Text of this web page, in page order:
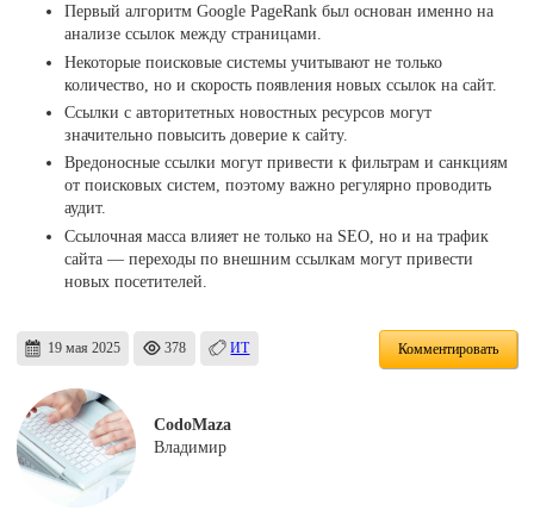
Первый алгоритм Google PageRank был основан именно на
анализе ссылок между страницами.
Некоторые поисковые системы учитывают не только
количество, но и скорость появления новых ссылок на сайт.
Ссылки с авторитетных новостных ресурсов могут
значительно повысить доверие к сайту.
Вредоносные ссылки могут привести к фильтрам и санкциям
от поисковых систем, поэтому важно регулярно проводить
аудит.
Ссылочная масса влияет не только на SEO, но и на трафик
сайта — переходы по внешним ссылкам могут привести
новых посетителей.
19 мая 2025 378 ИТ Комментировать
CodoMaza
Владимир